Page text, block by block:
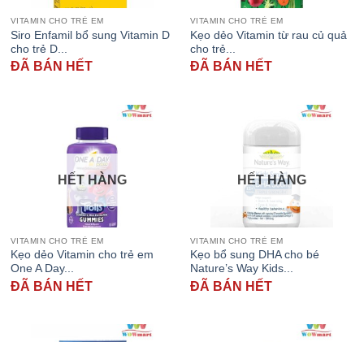
VITAMIN CHO TRẺ EM
Siro Enfamil bổ sung Vitamin D
cho trẻ D...
ĐÃ BÁN HẾT
VITAMIN CHO TRẺ EM
Kẹo dẻo Vitamin từ rau củ quả
cho trẻ...
ĐÃ BÁN HẾT
HẾT HÀNG
VITAMIN CHO TRẺ EM
Kẹo dẻo Vitamin cho trẻ em
One A Day...
ĐÃ BÁN HẾT
HẾT HÀNG
VITAMIN CHO TRẺ EM
Kẹo bổ sung DHA cho bé
Nature’s Way Kids...
ĐÃ BÁN HẾT